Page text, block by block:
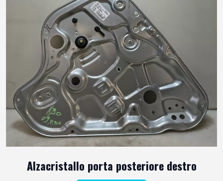
Alzacristallo porta posteriore destro